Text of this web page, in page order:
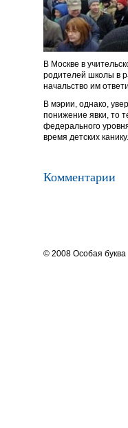
В Москве в
родителей школы в
начальство им
В мэрии, однако,
понижение явки, то
федерального
время детских
Комментарии
© 2008 Особая